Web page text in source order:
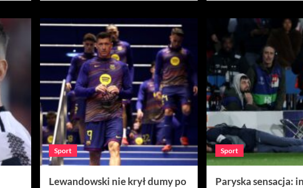
Sport
Lewandowski nie krył dumy po
Sport
Paryska sensacja: